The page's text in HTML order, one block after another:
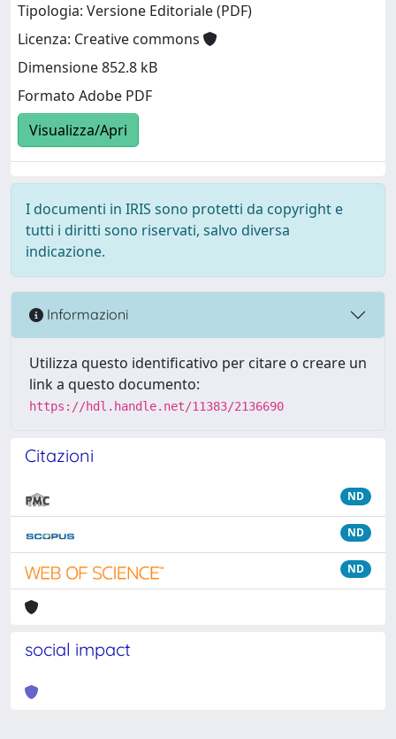
Tipologia: Versione Editoriale (PDF)
Licenza: Creative commons
Dimensione 852.8 kB
Formato Adobe PDF
Visualizza/Apri
I documenti in IRIS sono protetti da copyright e
tutti i diritti sono riservati, salvo diversa
indicazione.
Informazioni
Utilizza questo identificativo per citare o creare un
link a questo documento:
https://hdl.handle.net/11383/2136690
Citazioni
ND
ND
ND
social impact